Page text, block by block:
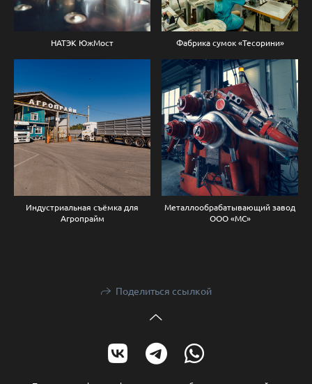
НАТЭК ЮжМост Фабрика сумок «Тесорини»
Индустриальная съёмка для
Агропрайм
Металлообрабатывающий завод
ООО «МС»
Поделиться ссылкой